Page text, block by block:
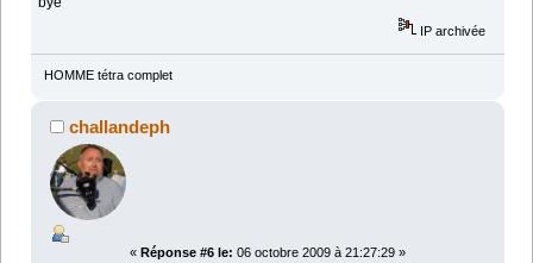
IP archivée
HOMME tétra complet
challandeph
« Réponse #6 le: 06 octobre 2009 à 21:27:29 »